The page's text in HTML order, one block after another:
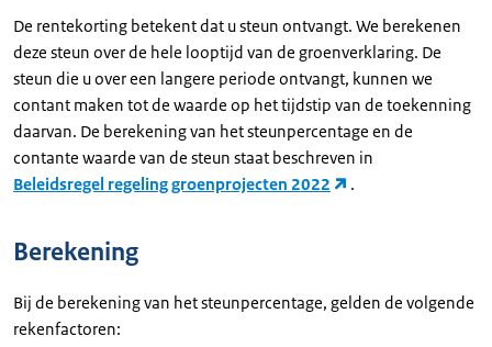
De rentekorting betekent dat u steun ontvangt. We berekenen
deze steun over de hele looptijd van de groenverklaring. De
steun die u over een langere periode ontvangt, kunnen we
contant maken tot de waarde op het tijdstip van de toekenning
daarvan. De berekening van het steunpercentage en de
contante waarde van de steun staat beschreven in
Beleidsregel regeling groenprojecten 2022
.
Berekening
Bij de berekening van het steunpercentage, gelden de volgende
rekenfactoren: